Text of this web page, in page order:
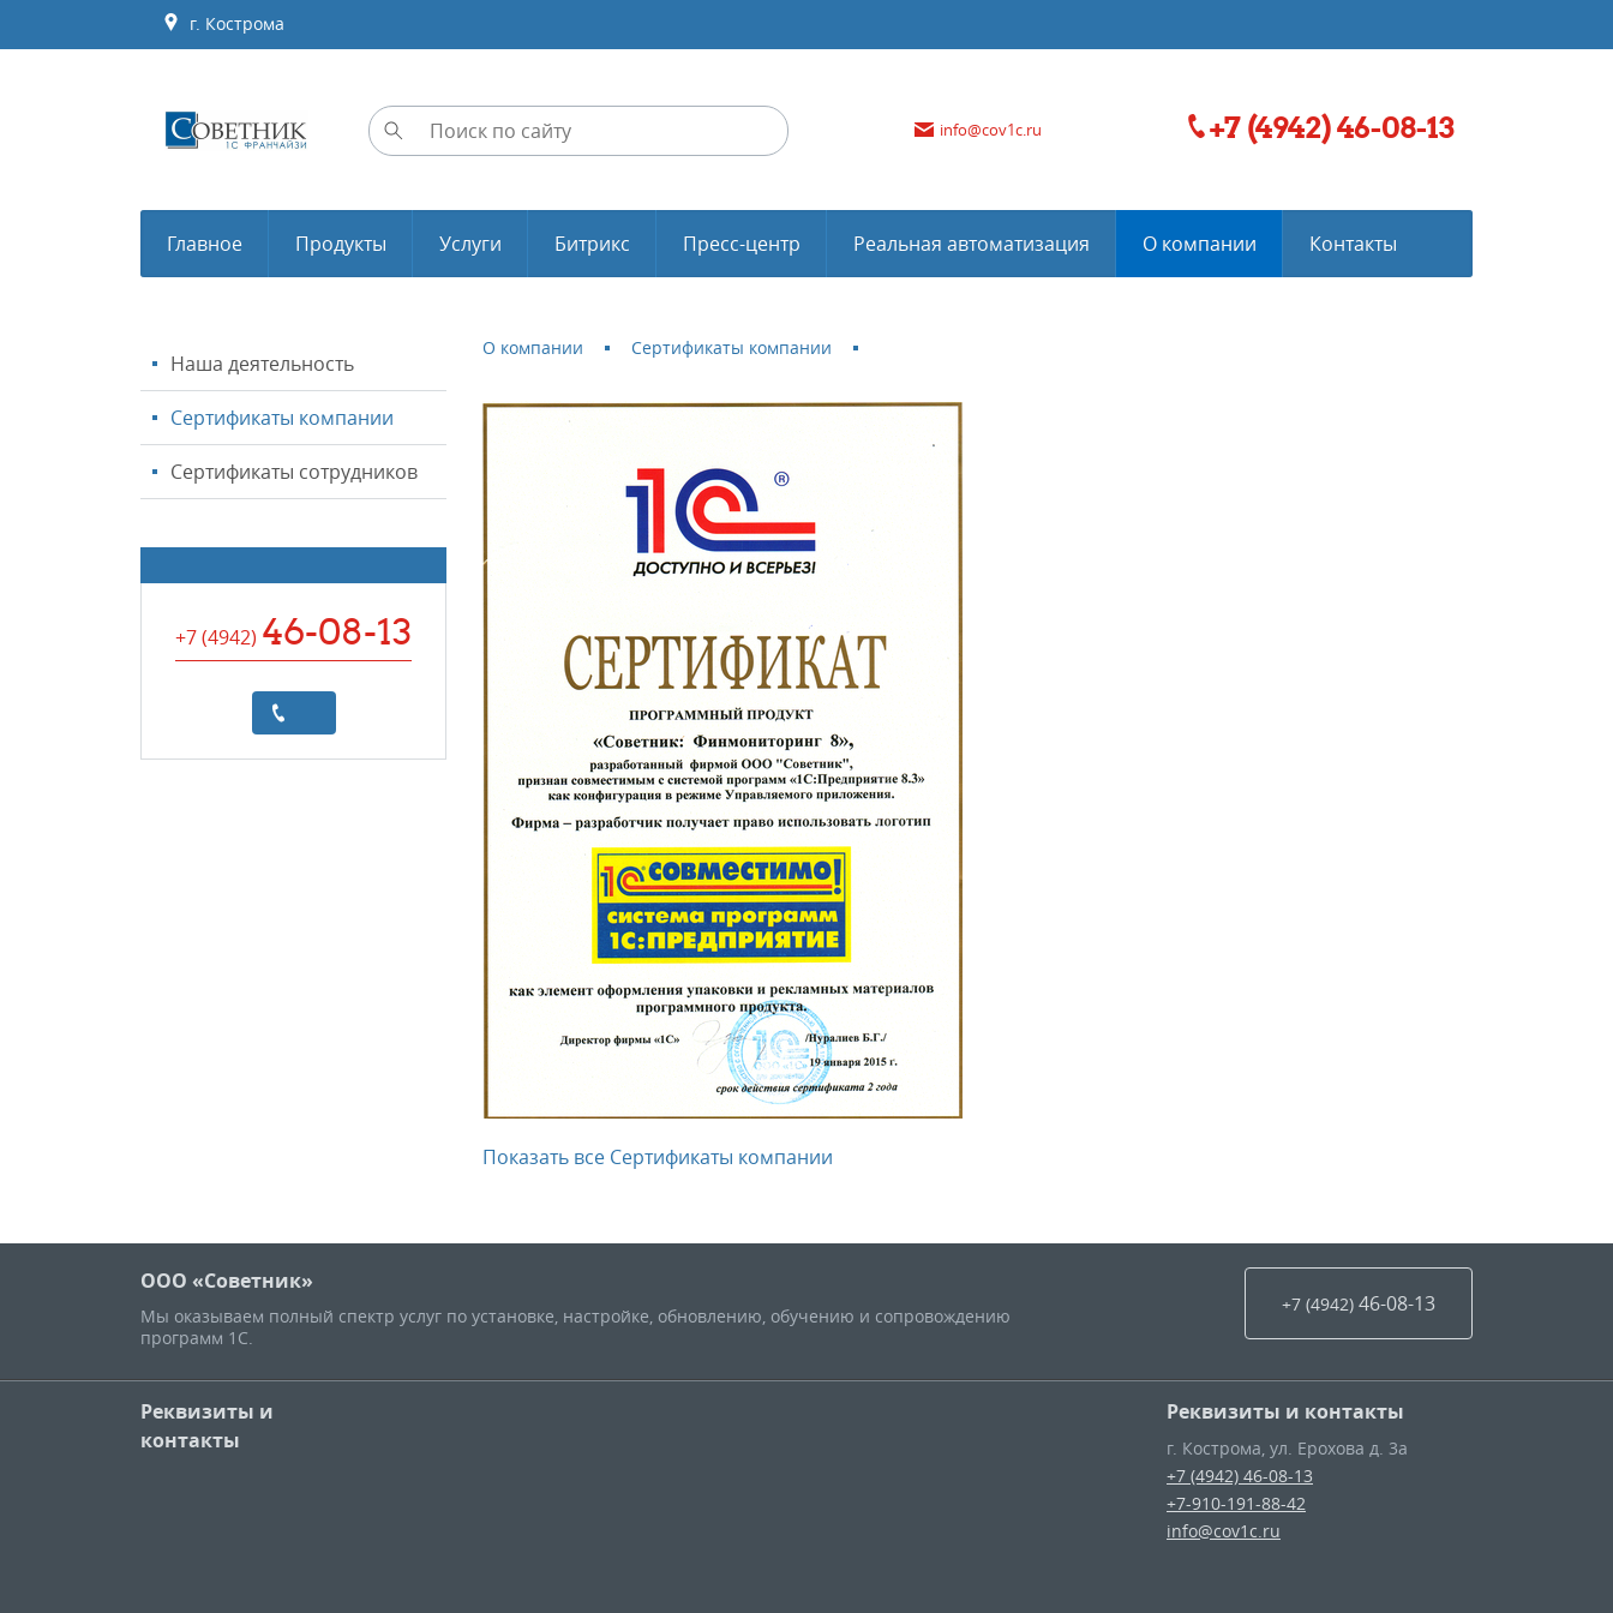
г. Кострома
info@cov1c.ru +7 (4942) 46-08-13
Главное Продукты Услуги Битрикс Пресс-центр Реальная автоматизация О компании Контакты
Наша деятельность
Сертификаты компании
Сертификаты сотрудников
+7 (4942) 46-08-13
О компании Сертификаты компании
Показать все Сертификаты компании
ООО «Советник»
Мы оказываем полный спектр услуг по установке, настройке, обновлению, обучению и сопровождению
программ 1С.
+7 (4942) 46-08-13
Реквизиты и
контакты
Реквизиты и контакты
г. Кострома, ул. Ерохова д. 3а
+7 (4942) 46-08-13
+7-910-191-88-42
info@cov1c.ru